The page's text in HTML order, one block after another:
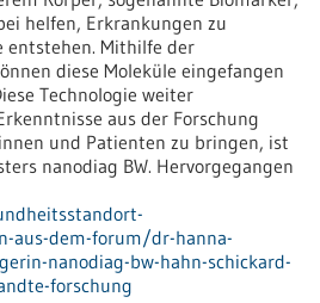
helfen, Erkrankungen zu
entstehen. Mithilfe der
diese Moleküle eingefangen
Technologie weiter
aus der Forschung
und Patienten zu bringen, ist
nanodiag BW. Hervorgegangen
aus-dem-forum/dr-hanna-
nanodiag-bw-hahn-schickard-
forschung